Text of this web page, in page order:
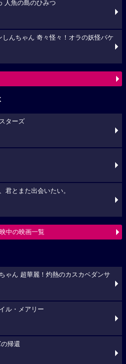
人魚の島のひみつ
んちゃん 奇々怪々！オラの妖怪バケ
ターズ
君とまた出会いたい。
中の映画一覧
ゃん 超華麗！灼熱のカスカベダンサ
ル・メアリー
帰還